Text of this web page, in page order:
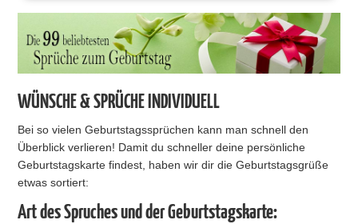
WÜNSCHE & SPRÜCHE INDIVIDUELL
Bei so vielen Geburtstagssprüchen kann man schnell den
Überblick verlieren! Damit du schneller deine persönliche
Geburtstagskarte findest, haben wir dir die Geburtstagsgrüße
etwas sortiert:
Art des Spruches und der Geburtstagskarte: